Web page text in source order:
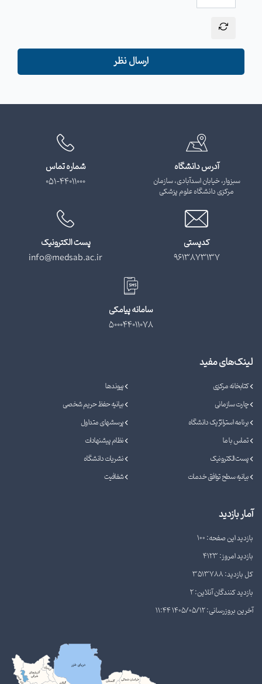
ارسال نظر
آدرس دانشگاه
سبزوار، خیابان اسدآبادی، سازمان
مرکزی دانشگاه علوم پزشکی
شماره تماس
051-44011000
کدپستی
9613873137
پست الکترونیک
info@medsab.ac.ir
سامانه پیامکی
500044011078
لینک‌های مفید
کتابخانه مرکزی
پیوندها
چارت سازمانی
بیانیه حفظ حریم شخصی
برنامه استراتژیک دانشگاه
پرسشهای متداول
تماس با ما
نظام پیشنهادات
پست الکترونیک
نشریات دانشگاه
بیانیه سطح توافق خدمات
شفافیت
آمار بازدید
بازدید این صفحه: 100
بازدید امروز: 4123
کل بازدید: 3513788
بازدید کنندگان آنلاین: 2
آخرین بروزرسانی: 1405/05/12 11:44